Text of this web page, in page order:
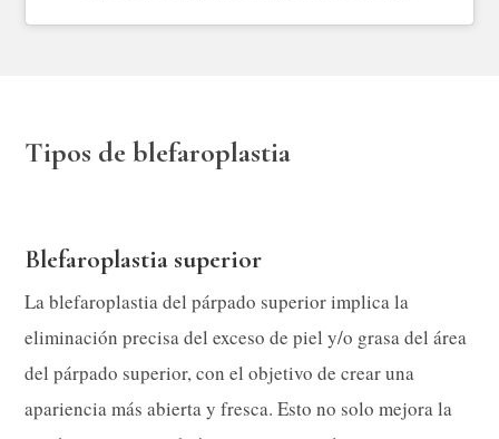
Tipos de blefaroplastia
Blefaroplastia superior
La blefaroplastia del párpado superior implica la
eliminación precisa del exceso de piel y/o grasa del área
del párpado superior, con el objetivo de crear una
apariencia más abierta y fresca. Esto no solo mejora la